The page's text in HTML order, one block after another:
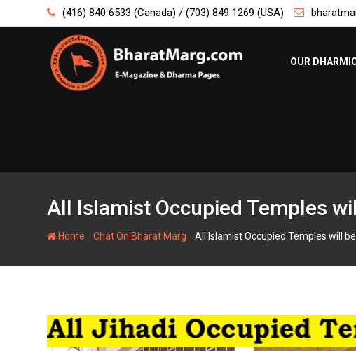
to
(416) 840 6533 (Canada) / (703) 849 1269 (USA)
OUR
All Islamist Occupied Temples
Home Chat On Bharat Marg All Islamist Occupied Temples will